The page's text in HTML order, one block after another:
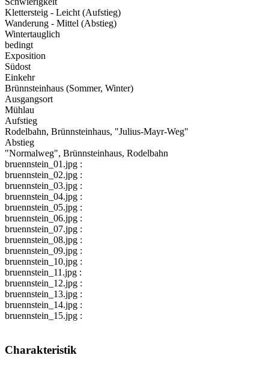
Klettersteig - Leicht (Aufstieg)
Wanderung - Mittel (Abstieg)
Wintertauglich
bedingt
Exposition
Südost
Einkehr
Brünnsteinhaus (Sommer, Winter)
Ausgangsort
Mühlau
Aufstieg
Rodelbahn, Brünnsteinhaus, "Julius-Mayr-Weg"
Abstieg
"Normalweg", Brünnsteinhaus, Rodelbahn
bruennstein_01.jpg :
bruennstein_02.jpg :
bruennstein_03.jpg :
bruennstein_04.jpg :
bruennstein_05.jpg :
bruennstein_06.jpg :
bruennstein_07.jpg :
bruennstein_08.jpg :
bruennstein_09.jpg :
bruennstein_10.jpg :
bruennstein_11.jpg :
bruennstein_12.jpg :
bruennstein_13.jpg :
bruennstein_14.jpg :
bruennstein_15.jpg :
Charakteristik